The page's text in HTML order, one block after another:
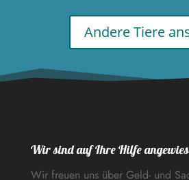
Andere Tiere
Wir sind auf Ihre Hilfe
Wir freuen uns über Geld- und